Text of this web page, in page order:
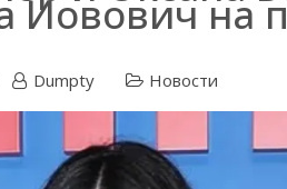
Йовович на
Dumpty Новости